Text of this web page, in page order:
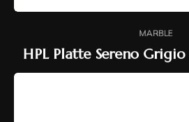
MARBLE
HPL Platte Sereno